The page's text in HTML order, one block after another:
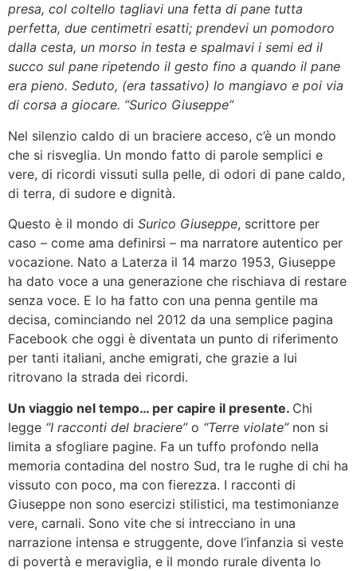
presa, col coltello tagliavi una fetta di pane tutta
perfetta, due centimetri esatti; prendevi un pomodoro
dalla cesta, un morso in testa e spalmavi i semi ed il
succo sul pane ripetendo il gesto fino a quando il pane
era pieno. Seduto, (era tassativo) lo mangiavo e poi via
di corsa a giocare. “Surico Giuseppe”
Nel silenzio caldo di un braciere acceso, c’è un mondo
che si risveglia. Un mondo fatto di parole semplici e
vere, di ricordi vissuti sulla pelle, di odori di pane caldo,
di terra, di sudore e dignità.
Questo è il mondo di Surico Giuseppe, scrittore per
caso – come ama definirsi – ma narratore autentico per
vocazione. Nato a Laterza il 14 marzo 1953, Giuseppe
ha dato voce a una generazione che rischiava di restare
senza voce. E lo ha fatto con una penna gentile ma
decisa, cominciando nel 2012 da una semplice pagina
Facebook che oggi è diventata un punto di riferimento
per tanti italiani, anche emigrati, che grazie a lui
ritrovano la strada dei ricordi.
Un viaggio nel tempo… per capire il presente. Chi
legge “I racconti del braciere”o “Terre violate”non si
limita a sfogliare pagine. Fa un tuffo profondo nella
memoria contadina del nostro Sud, tra le rughe di chi ha
vissuto con poco, ma con fierezza. I racconti di
Giuseppe non sono esercizi stilistici, ma testimonianze
vere, carnali. Sono vite che si intrecciano in una
narrazione intensa e struggente, dove l’infanzia si veste
di povertà e meraviglia, e il mondo rurale diventa lo